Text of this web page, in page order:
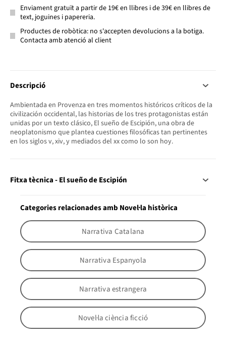
Enviament gratuït a partir de 19€ en llibres i de 39€ en llibres de
text, joguines i papereria.
Productes de robòtica: no s'accepten devolucions a la botiga.
Contacta amb atenció al client
Descripció
Ambientada en Provenza en tres momentos históricos críticos de la
civilización occidental, las historias de los tres protagonistas están
unidas por un texto clásico, El sueño de Escipión, una obra de
neoplatonismo que plantea cuestiones filosóficas tan pertinentes
en los siglos v, xiv, y mediados del xx como lo son hoy.
Fitxa tècnica - El sueño de Escipión
Categories relacionades amb Novel·la històrica
Narrativa Catalana
Narrativa Espanyola
Narrativa estrangera
Novel·la ciència ficció